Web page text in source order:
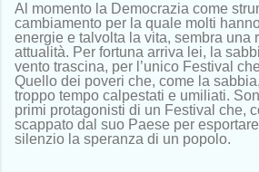
Al momento la Democrazia come
cambiamento per la quale molti
energie e talvolta la vita, sembra una
attualità. Per fortuna arriva lei, la
vento trascina, per l’unico Festival
Quello dei poveri che, come la
troppo tempo calpestati e umiliati.
primi protagonisti di un Festival che,
scappato dal suo Paese per
silenzio la speranza di un popolo.